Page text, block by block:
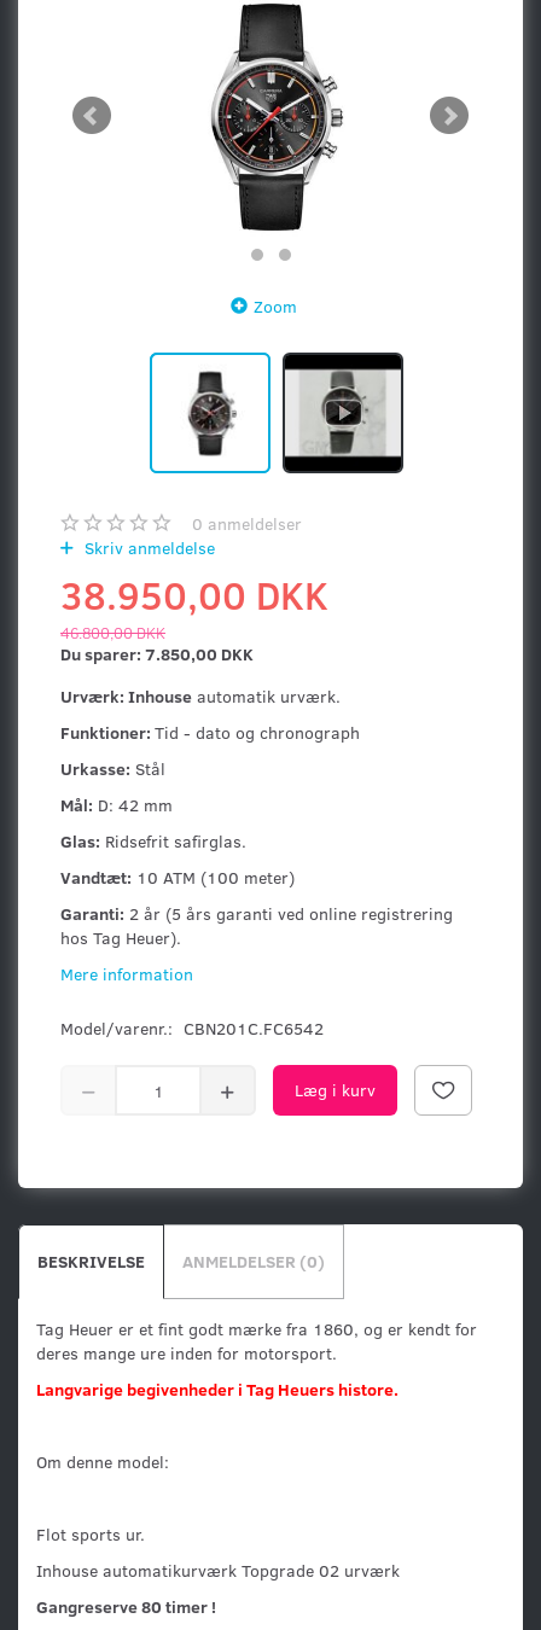
Zoom
0 anmeldelser
Skriv anmeldelse
38.950,00 DKK
46.800,00 DKK
Du sparer: 7.850,00 DKK
Urværk: Inhouse automatik urværk.
Funktioner: Tid - dato og chronograph
Urkasse: Stål
Mål: D: 42 mm
Glas: Ridsefrit safirglas.
Vandtæt: 10 ATM (100 meter)
Garanti: 2 år (5 års garanti ved online registrering
hos Tag Heuer).
Mere information
Model/varenr.: CBN201C.FC6542
Læg i kurv
BESKRIVELSE ANMELDELSER (0)
Tag Heuer er et fint godt mærke fra 1860, og er kendt for
deres mange ure inden for motorsport.
Langvarige begivenheder i Tag Heuers histore.
Om denne model:
Flot sports ur.
Inhouse automatikurværk Topgrade 02 urværk
Gangreserve 80 timer !